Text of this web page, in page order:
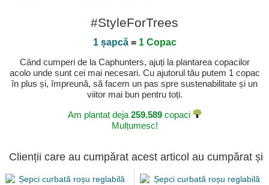
#StyleForTrees
1 șapcă= 1 Copac
Când cumperi de la Caphunters, ajuți la plantarea copacilor
acolo unde sunt cei mai necesari. Cu ajutorul tău putem 1 copac
în plus și, împreună, să facem un pas spre sustenabilitate și un
viitor mai bun pentru toți.
Am plantat deja 259.589copaci
Mulțumesc!
Clienții care au cumpărat acest articol au cumpărat și